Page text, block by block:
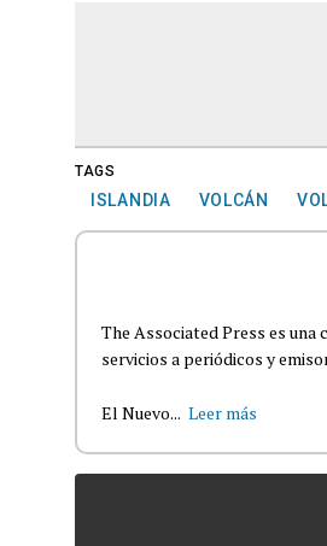
TAGS
ISLANDIA VOLCÁN
The Associated Press es
servicios a periódicos y
El Nuevo... Leer más